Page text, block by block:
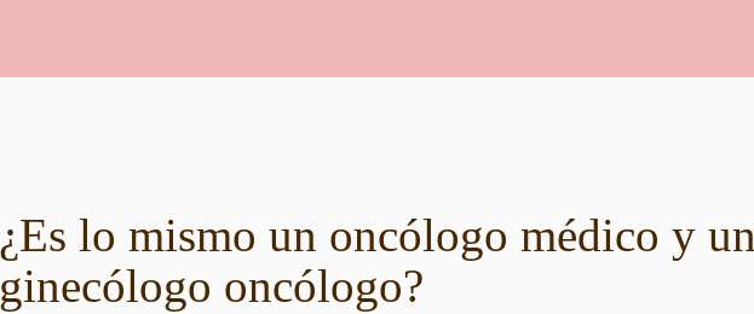
¿Es lo mismo un oncólogo médico y
ginecólogo oncólogo?